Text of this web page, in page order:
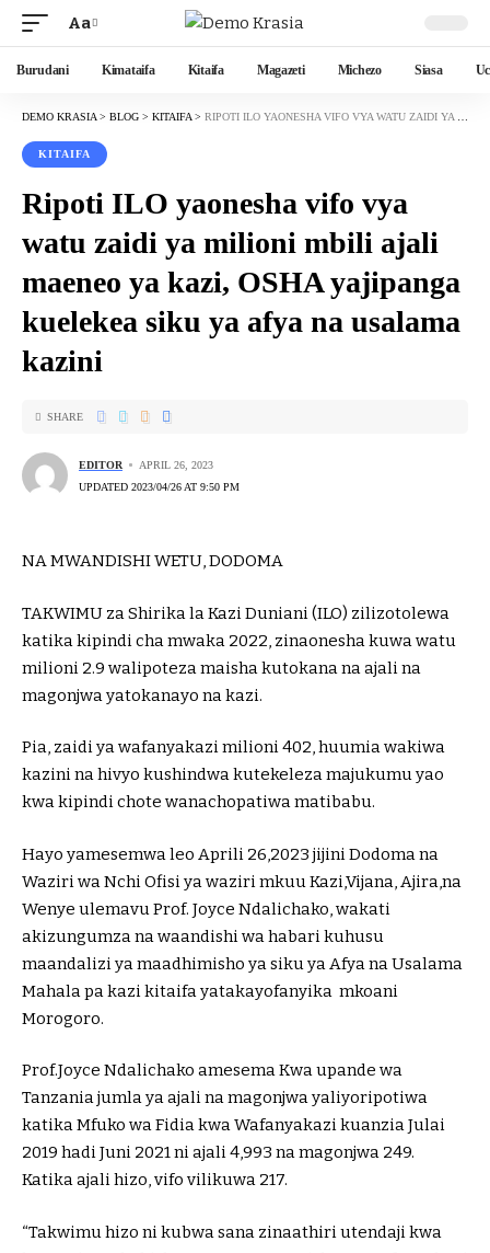
Aa
Burudani Kimataifa Kitaifa Magazeti Michezo Siasa
DEMO KRASIA > BLOG > KITAIFA > RIPOTI ILO YAONESHA VIFO VYA WATU ZAIDI YA MILIONI MBILI AJALI MAENEO YA KAZI, OSHA YAJIPANGA KUELEKEA SIKU YA AFYA NA USALAMA KAZINI
KITAIFA
Ripoti ILO yaonesha vifo vya
watu zaidi ya milioni mbili ajali
maeneo ya kazi, OSHA yajipanga
kuelekea siku ya afya na usalama
kazini
EDITOR
APRIL 26, 2023
UPDATED 2023/04/26 AT 9:50 PM
SHARE
NA MWANDISHI WETU, DODOMA
TAKWIMU za Shirika la Kazi Duniani (ILO) zilizotolewa
katika kipindi cha mwaka 2022, zinaonesha kuwa watu
milioni 2.9 walipoteza maisha kutokana na ajali na
magonjwa yatokanayo na kazi.
Pia, zaidi ya wafanyakazi milioni 402, huumia wakiwa
kazini na hivyo kushindwa kutekeleza majukumu yao
kwa kipindi chote wanachopatiwa matibabu.
Hayo yamesemwa leo Aprili 26,2023 jijini Dodoma na
Waziri wa Nchi Ofisi ya waziri mkuu Kazi,Vijana, Ajira,na
Wenye ulemavu Prof. Joyce Ndalichako, wakati
akizungumza na waandishi wa habari kuhusu
maandalizi ya maadhimisho ya siku ya Afya na Usalama
Mahala pa kazi kitaifa yatakayofanyika mkoani
Morogoro.
Prof.Joyce Ndalichako amesema Kwa upande wa
Tanzania jumla ya ajali na magonjwa yaliyoripotiwa
katika Mfuko wa Fidia kwa Wafanyakazi kuanzia Julai
2019 hadi Juni 2021 ni ajali 4,993 na magonjwa 249.
Katika ajali hizo, vifo vilikuwa 217.
“Takwimu hizo ni kubwa sana zinaathiri utendaji kwa